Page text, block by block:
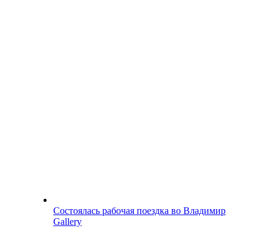
Состоялась рабочая поездка во Владимир
Gallery